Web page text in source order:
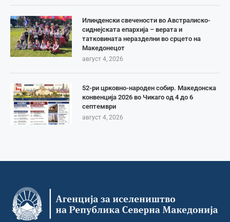
Илинденски свечености во Австралиско-
сиднејската епархија – верата и
татковината неразделни во срцето на
Македонецот
август 4, 2026
52-ри црковно-народен собир. Македонска
конвенција 2026 во Чикаго од 4 до 6
септември
август 4, 2026